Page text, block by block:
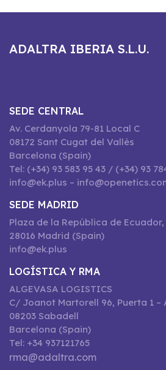
ADALTRA IBERIA S.L.U.
SEDE CENTRAL
Av. Cerdanyola 79-81 Local C
08172 Sant Cugat del Vallès
Barcelona (Spain)
Tel: (+34) 93 583 95 43 / (+34) 93
info@ek.plus –
SEDE MADRID
Plaza de la República de Ecuador,
28016 Madrid (Spain)
info@ek.plus
LOGÍSTICA Y RMA
ALGEVASA LOGISTICS
C/ Joanot Martorell 96, Puerta 1 –
08203 Sabadell
Barcelona (Spain)
Tel: +34 937121765
rma@adaltra.com